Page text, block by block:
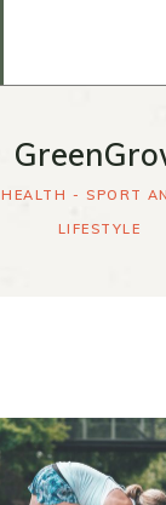
HEALTH
SPORT
LIFESTYLE